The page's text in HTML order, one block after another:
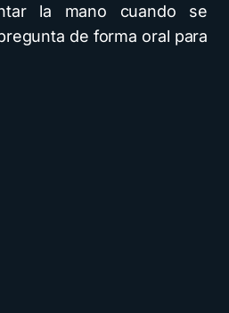
la mano cuando se
de forma oral para